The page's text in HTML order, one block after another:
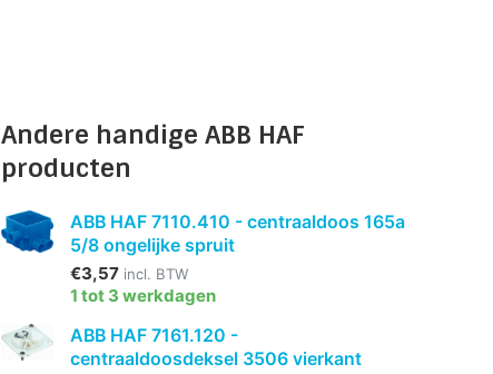
Andere handige ABB HAF
producten
ABB HAF 7110.410 - centraaldoos 165a
5/8 ongelijke spruit
€3,57 incl. BTW
1 tot 3 werkdagen
ABB HAF 7161.120 -
centraaldoosdeksel 3506 vierkant